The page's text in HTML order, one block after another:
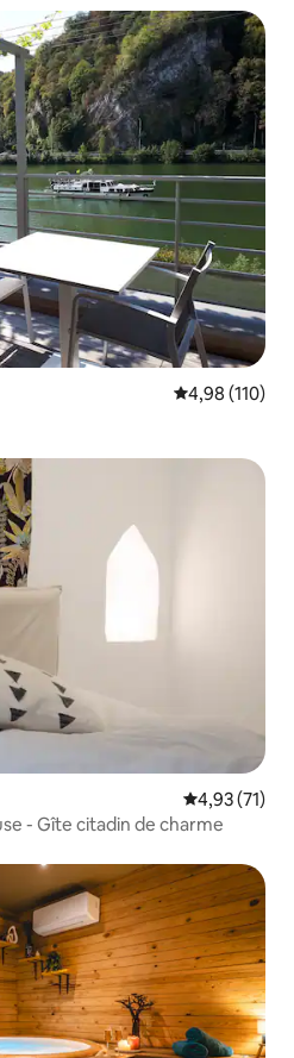
Gemiddelde
4,98 (110)
Gemiddelde
4,93 (71)
- Gîte citadin de charme